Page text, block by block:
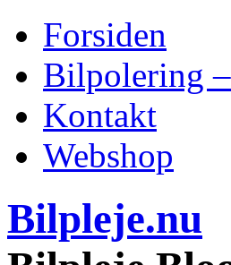
Forsiden
Bilpolering
Kontakt
Webshop
Bilpleje.nu